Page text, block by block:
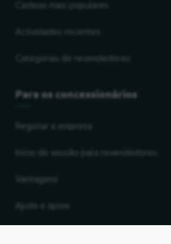
Cadeias mais populares
Para os concessionários
Registar a empresa
Vantagens
Ajuda e apoio